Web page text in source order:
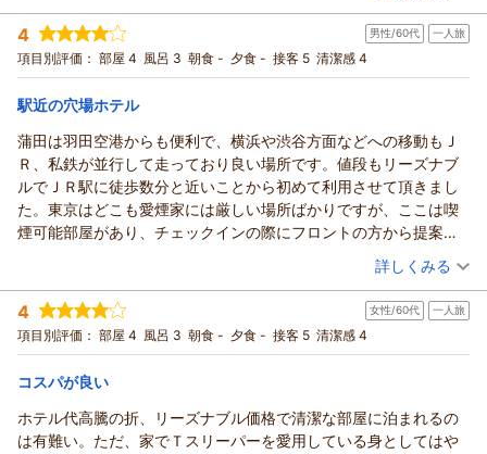
宿泊時期： 2026年06月宿泊 (一人旅)
投稿者： はちわれさん
宿泊プラン： ☆シングル☆じゃらん ◎期間限定スペシャル価格◎
シングル 食事なし
宿泊価格帯： 7,001～8,000円(大人一人あたり/税込)
4 男性/60代 一人旅
項目別評価： 部屋 4 風呂 3 朝食 - 夕食 - 接客 5 清潔感 4
駅近の穴場ホテル
蒲田は羽田空港からも便利で、横浜や渋谷方面などへの移動もＪ
Ｒ、私鉄が並行して走っており良い場所です。値段もリーズナブ
ルでＪＲ駅に徒歩数分と近いことから初めて利用させて頂きまし
た。東京はどこも愛煙家には厳しい場所ばかりですが、ここは喫
煙可能部屋があり、チェックインの際にフロントの方から提案し
てもらい、変更でき、助かりました。フロントの方だけでなく、
清掃の方もしっかり明るく挨拶ができる良いホテルだと思いま
す。門限あり(２５時)ではありますが、終電時間を考えれば十分で
した。
（投稿日：2026/05/20）
宿泊時期： 2026年05月宿泊 (一人旅)
投稿者： シュルルーさん
宿泊プラン： ☆シングル☆じゃらん ◎期間限定スペシャル価格◎
シングル 食事なし
宿泊価格帯： 6,001～7,000円(大人一人あたり/税込)
詳しくみる
4 女性/60代 一人旅
項目別評価： 部屋 4 風呂 3 朝食 - 夕食 - 接客 5 清潔感 4
コスパが良い
ホテル代高騰の折、リーズナブル価格で清潔な部屋に泊まれるの
は有難い。ただ、家でＴスリーパーを愛用している身としてはや